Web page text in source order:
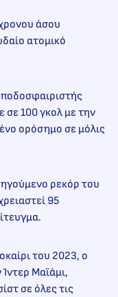
άσου
ατομικό
σε 100 γκολ με την
ορόσημο σε μόλις
ρεκόρ του
95
του 2023, ο
Μαϊάμι,
σε όλες τις